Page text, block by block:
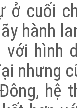
ở cuối
hành
hình
nhưng
hệ